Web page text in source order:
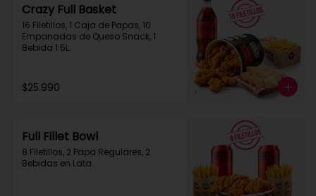
Crazy Full Basket
16 Filetillos, 1 Caja de Papas, 10
Empanadas de Queso Snack, 1
Bebida 1.5L.
$25.990
Full Fillet Bowl
8 Filetillos, 2 Papa Regulares, 2
Bebidas en Lata